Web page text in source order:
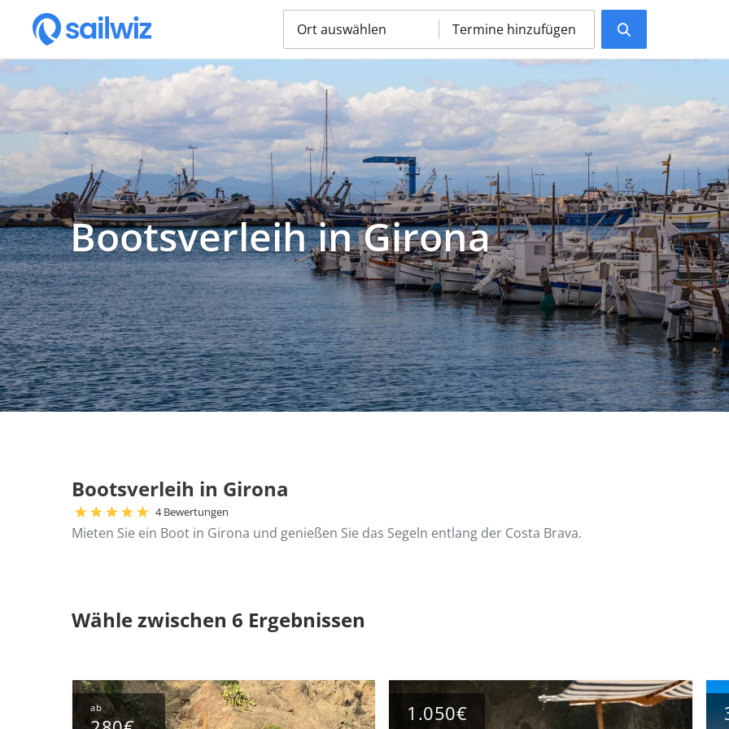
Ort auswählen Termine hinzufügen
Bootsverleih in Girona
Bootsverleih in Girona
4 Bewertungen
Mieten Sie ein Boot in Girona und genießen Sie das Segeln entlang der Costa Brava.
Wähle zwischen 6 Ergebnissen
ab 1.050€